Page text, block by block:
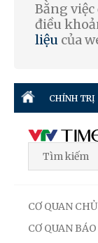
Bằng
điều
liệu của
CHÍNH TRỊ
CƠ QUAN
CƠ QUAN